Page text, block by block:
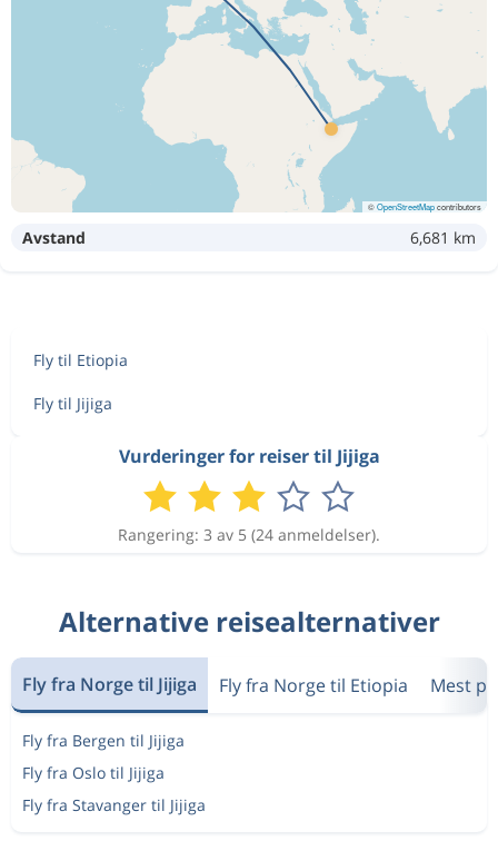
©OpenStreetMapcontributors
Avstand 6,681 km
Fly til Etiopia
Fly til Jijiga
Vurderinger for reiser til Jijiga
Rangering: 3 av 5 (24 anmeldelser).
Alternative reisealternativer
Fly fra Norge til Jijiga Fly fra Norge til Etiopia Mest
Fly fra Bergen til Jijiga
Fly fra Oslo til Jijiga
Fly fra Stavanger til Jijiga